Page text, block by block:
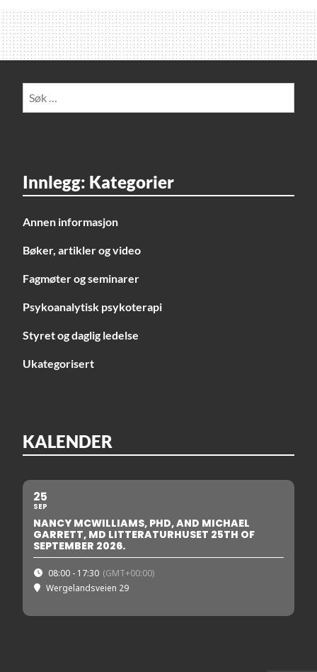
etter:
Innlegg: Kategorier
Annen informasjon
Bøker, artikler og video
Fagmøter og seminarer
Psykoanalytisk psykoterapi
Styret og daglig ledelse
Ukategorisert
KALENDER
25
SEP
NANCY MCWILLIAMS, PHD, AND MICHAEL
GARRETT, MD LITTERATURHUSET 25TH OF
SEPTEMBER 2026.
08:00 - 17:30 (GMT+00:00)
Wergelandsveien 29